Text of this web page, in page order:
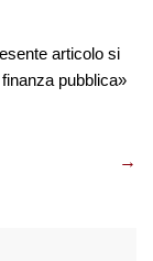
articolo si
pubblica»